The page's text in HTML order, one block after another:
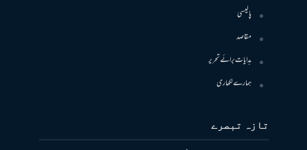
پالیسی
مقاصد
ہدایات برائے تحریر
ہمارے لکھاری
تازہ تبصرے